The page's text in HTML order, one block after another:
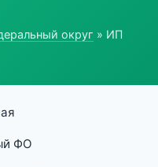
округ » ИП
ФО